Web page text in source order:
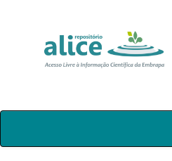
Skip